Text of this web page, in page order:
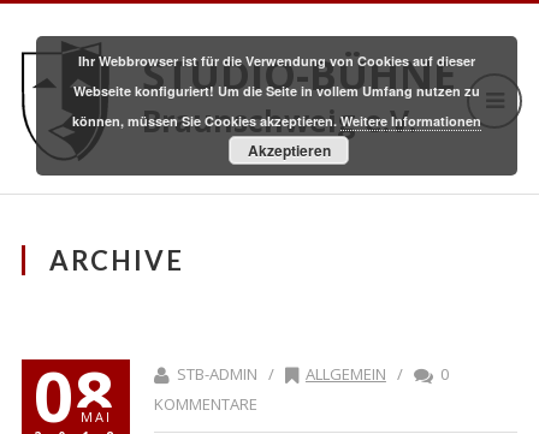
STUDIO-BÜHNE
Braunschweig e.V.
ARCHIVE
08
MAI
STB-ADMIN / ALLGEMEIN /
0
KOMMENTARE
Ihr Webbrowser ist für die Verwendung von Cookies auf dieser
Webseite konfiguriert! Um die Seite in vollem Umfang nutzen zu
können, müssen Sie Cookies akzeptieren.Weitere Informationen
Akzeptieren